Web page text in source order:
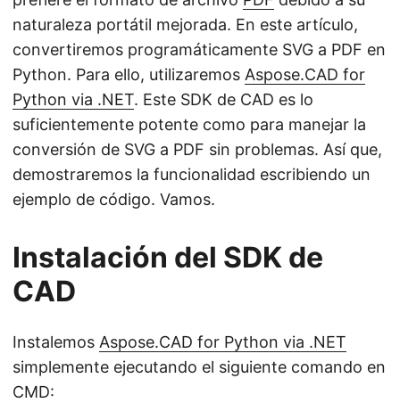
naturaleza portátil mejorada. En este artículo,
convertiremos programáticamente SVG a PDF en
Python. Para ello, utilizaremos Aspose.CAD for
Python via .NET. Este SDK de CAD es lo
suficientemente potente como para manejar la
conversión de SVG a PDF sin problemas. Así que,
demostraremos la funcionalidad escribiendo un
ejemplo de código. Vamos.
Instalación del SDK de
CAD
Instalemos Aspose.CAD for Python via .NET
simplemente ejecutando el siguiente comando en
CMD: